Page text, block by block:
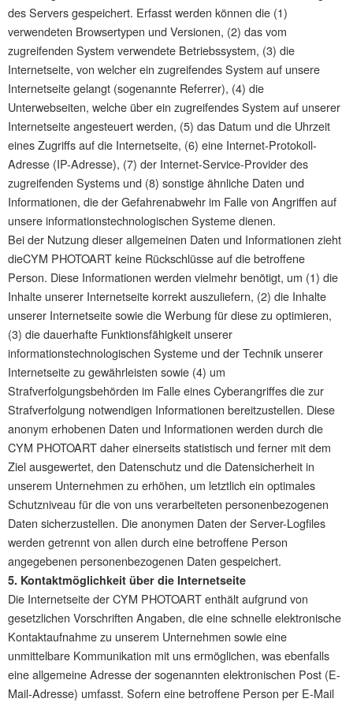
des Servers gespeichert. Erfasst werden können die (1)
verwendeten Browsertypen und Versionen, (2) das vom
zugreifenden System verwendete Betriebssystem, (3) die
Internetseite, von welcher ein zugreifendes System auf unsere
Internetseite gelangt (sogenannte Referrer), (4) die
Unterwebseiten, welche über ein zugreifendes System auf unserer
Internetseite angesteuert werden, (5) das Datum und die Uhrzeit
eines Zugriffs auf die Internetseite, (6) eine Internet-Protokoll-
Adresse (IP-Adresse), (7) der Internet-Service-Provider des
zugreifenden Systems und (8) sonstige ähnliche Daten und
Informationen, die der Gefahrenabwehr im Falle von Angriffen auf
unsere informationstechnologischen Systeme dienen.
Bei der Nutzung dieser allgemeinen Daten und Informationen zieht
dieCYM PHOTOART keine Rückschlüsse auf die betroffene
Person. Diese Informationen werden vielmehr benötigt, um (1) die
Inhalte unserer Internetseite korrekt auszuliefern, (2) die Inhalte
unserer Internetseite sowie die Werbung für diese zu optimieren,
(3) die dauerhafte Funktionsfähigkeit unserer
informationstechnologischen Systeme und der Technik unserer
Internetseite zu gewährleisten sowie (4) um
Strafverfolgungsbehörden im Falle eines Cyberangriffes die zur
Strafverfolgung notwendigen Informationen bereitzustellen. Diese
anonym erhobenen Daten und Informationen werden durch die
CYM PHOTOART daher einerseits statistisch und ferner mit dem
Ziel ausgewertet, den Datenschutz und die Datensicherheit in
unserem Unternehmen zu erhöhen, um letztlich ein optimales
Schutzniveau für die von uns verarbeiteten personenbezogenen
Daten sicherzustellen. Die anonymen Daten der Server-Logfiles
werden getrennt von allen durch eine betroffene Person
angegebenen personenbezogenen Daten gespeichert.
5. Kontaktmöglichkeit über die Internetseite
Die Internetseite der CYM PHOTOART enthält aufgrund von
gesetzlichen Vorschriften Angaben, die eine schnelle elektronische
Kontaktaufnahme zu unserem Unternehmen sowie eine
unmittelbare Kommunikation mit uns ermöglichen, was ebenfalls
eine allgemeine Adresse der sogenannten elektronischen Post (E-
Mail-Adresse) umfasst. Sofern eine betroffene Person per E-Mail